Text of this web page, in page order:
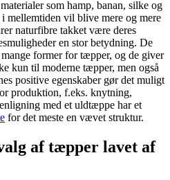
som hamp, banan, silke og
mellemtiden vil blive mere og mere
naturfibre takket være deres
en stor betydning. De
former for tæpper, og de giver
kun til moderne tæpper, men også
positive egenskaber gør det muligt
produktion, f.eks. knytning,
med et uldtæppe har et
for det meste en vævet struktur.
af tæpper lavet af